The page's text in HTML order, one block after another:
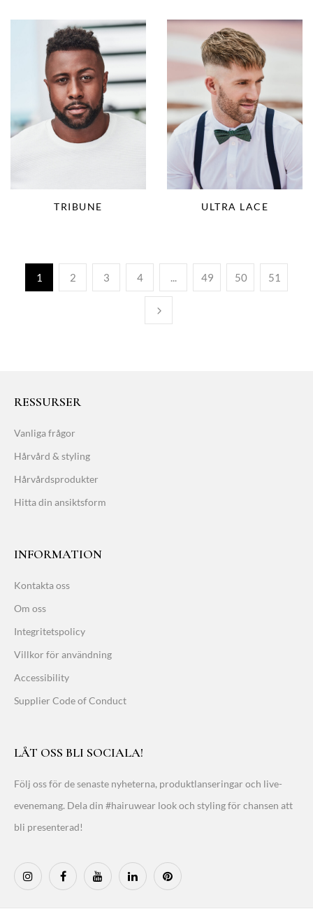
TRIBUNE ULTRA LACE
1 2 3 4 49 50 51
RESSURSER
Vanliga frågor
Hårvård & styling
Hårvårdsprodukter
Hitta din ansiktsform
INFORMATION
Kontakta oss
Om oss
Integritetspolicy
Villkor för användning
Accessibility
Supplier Code of Conduct
LÅT OSS BLI SOCIALA!
Följ oss för de senaste nyheterna, produktlanseringar och live-
evenemang. Dela din #hairuwear look och styling för chansen att
bli presenterad!